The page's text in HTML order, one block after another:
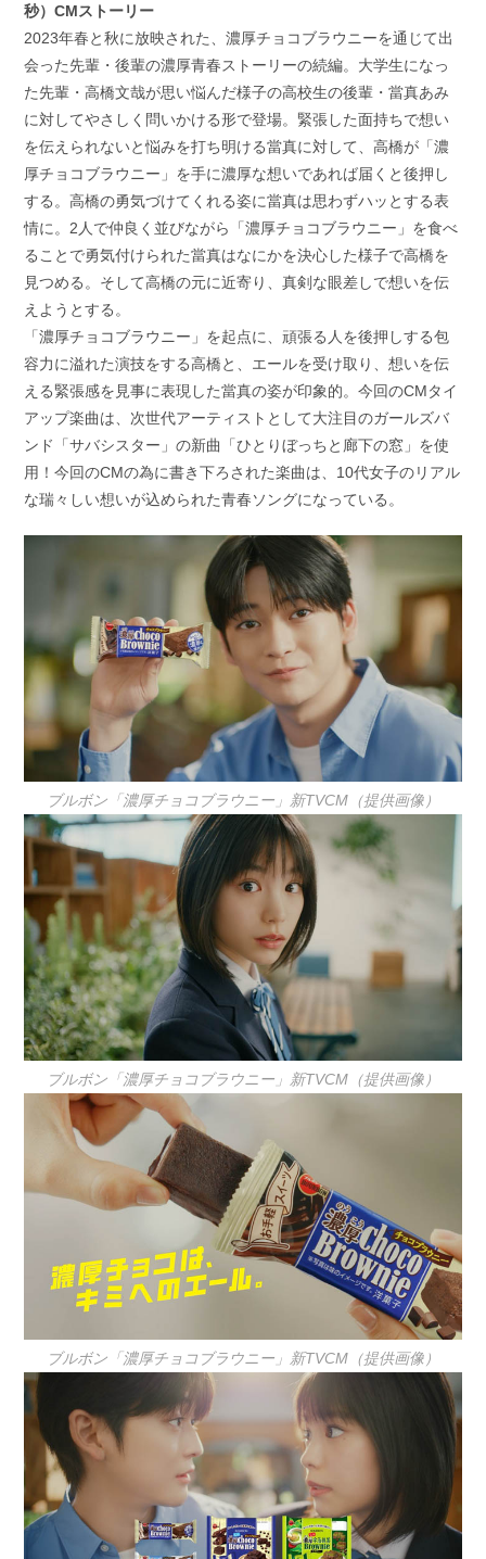
秒）CMストーリー
2023年春と秋に放映された、濃厚チョコブラウニーを通じて出
会った先輩・後輩の濃厚青春ストーリーの続編。大学生になっ
た先輩・高橋文哉が思い悩んだ様子の高校生の後輩・當真あみ
に対してやさしく問いかける形で登場。緊張した面持ちで想い
を伝えられないと悩みを打ち明ける當真に対して、高橋が「濃
厚チョコブラウニー」を手に濃厚な想いであれば届くと後押し
する。高橋の勇気づけてくれる姿に當真は思わずハッとする表
情に。2人で仲良く並びながら「濃厚チョコブラウニー」を食べ
ることで勇気付けられた當真はなにかを決心した様子で高橋を
見つめる。そして高橋の元に近寄り、真剣な眼差しで想いを伝
えようとする。
「濃厚チョコブラウニー」を起点に、頑張る人を後押しする包
容力に溢れた演技をする高橋と、エールを受け取り、想いを伝
える緊張感を見事に表現した當真の姿が印象的。今回のCMタイ
アップ楽曲は、次世代アーティストとして大注目のガールズバ
ンド「サバシスター」の新曲「ひとりぼっちと廊下の窓」を使
用！今回のCMの為に書き下ろされた楽曲は、10代女子のリアル
な瑞々しい想いが込められた青春ソングになっている。
ブルボン「濃厚チョコブラウニー」新TVCM（提供画像）
ブルボン「濃厚チョコブラウニー」新TVCM（提供画像）
ブルボン「濃厚チョコブラウニー」新TVCM（提供画像）